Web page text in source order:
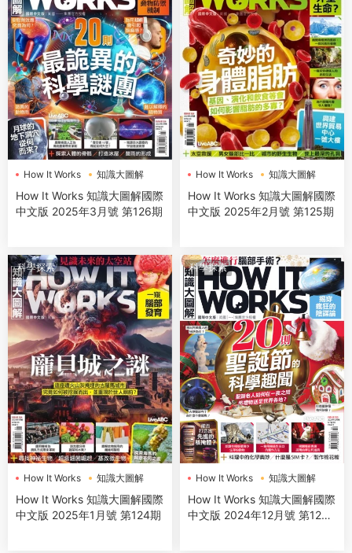
How It Works 知識大圖解
How It Works 知識大圖解國際
中文版 2025年3月號 第126期
How It Works 知識大圖解
How It Works 知識大圖解國際
中文版 2025年2月號 第125期
科學探索
How It Works 知識大圖解
How It Works 知識大圖解國際
中文版 2025年1月號 第124期
科學探索
How It Works 知識大圖解
How It Works 知識大圖解國際
中文版 2024年12月號 第123